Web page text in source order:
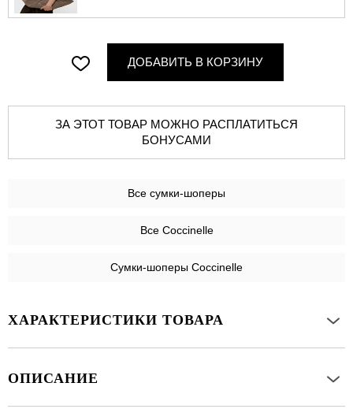
ДОБАВИТЬ В КОРЗИНУ
ЗА ЭТОТ ТОВАР МОЖНО РАСПЛАТИТЬСЯ
БОНУСАМИ
Все сумки-шоперы
Все Coccinelle
Сумки-шоперы Coccinelle
ХАРАКТЕРИСТИКИ ТОВАРА
ОПИСАНИЕ